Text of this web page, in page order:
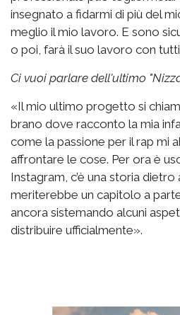
insegnato a fidarmi di più del
meglio il mio lavoro. E sono
o poi, farà il suo lavoro con
Ci vuoi parlare dell'ultimo
«Il mio ultimo progetto si
brano dove racconto la mia
come la passione per il rap mi
affrontare le cose. Per ora è
Instagram, c’è una storia
meriterebbe un capitolo a
ancora sistemando alcuni
distribuire ufficialmente».